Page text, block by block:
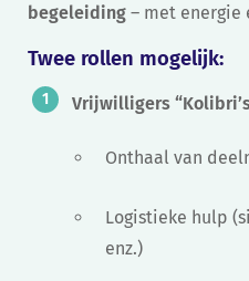
begeleiding – met energie
Twee rollen mogelijk:
Vrijwilligers
Onthaal van
Logistieke hulp
enz.)